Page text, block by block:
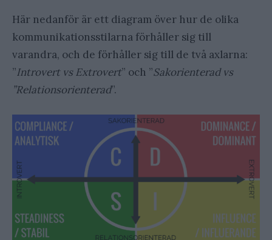
Här nedanför är ett diagram över hur de olika
kommunikationsstilarna förhåller sig till
varandra, och de förhåller sig till de två axlarna:
”Introvert vs Extrovert” och ”Sakorienterad vs
”Relationsorienterad”.